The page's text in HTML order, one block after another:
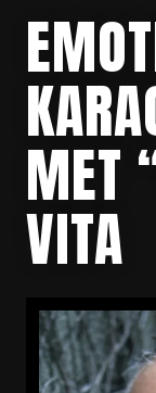
MET
VITA